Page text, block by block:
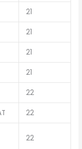
21
21
21
21
22
22
22